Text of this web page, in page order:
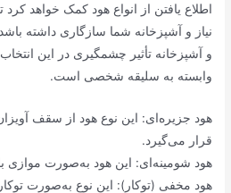
اطلاع یافتن از انواع هود کمک خواهد کرد
نیاز و آشپزخانه شما سازگاری داشته
و آشپزخانه تأثیر چشمگیری در این
وابسته به سلیقه شخصی است.
هود جزیره‌ای: این نوع هود از سقف
قرار می‌گیرد.
هود شومینه‌ای: این هود به‌صورت موازی
هود مخفی (توکار): این نوع به‌صورت